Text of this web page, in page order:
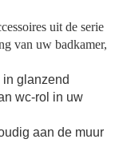
uit de serie
van uw badkamer,
glanzend
wc-rol in uw
aan de muur